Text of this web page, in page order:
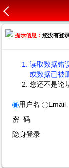
提示信息：您没有登
读取数据错
或数据已被
您还不是论
用户名
Email
密 码
隐身登录